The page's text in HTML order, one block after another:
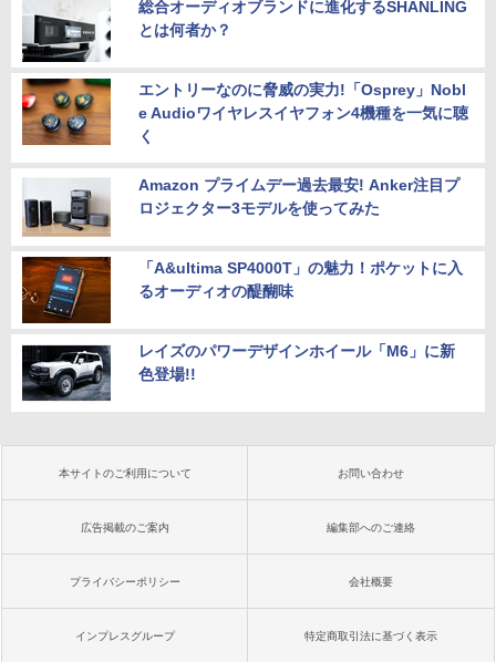
総合オーディオブランドに進化するSHANLING
とは何者か？
エントリーなのに脅威の実力!「Osprey」Nobl
e Audioワイヤレスイヤフォン4機種を一気に聴
く
Amazon プライムデー過去最安! Anker注目プ
ロジェクター3モデルを使ってみた
「A&ultima SP4000T」の魅力！ポケットに入
るオーディオの醍醐味
レイズのパワーデザインホイール「M6」に新
色登場!!
本サイトのご利用について お問い合わせ
広告掲載のご案内 編集部へのご連絡
プライバシーポリシー 会社概要
インプレスグループ 特定商取引法に基づく表示